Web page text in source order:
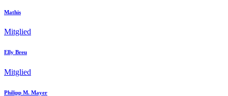
Mathis
Mitglied
Elly Breu
Mitglied
Philipp M. Mayer